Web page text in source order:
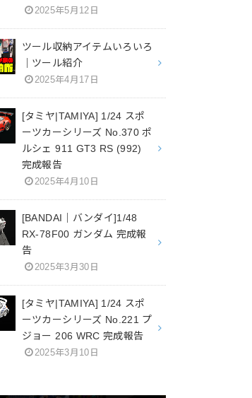
2025年5月12日
ツール収納アイテムいろいろ
｜ツール紹介
2025年4月17日
[タミヤ|TAMIYA] 1/24 スポ
ーツカーシリーズ No.370 ポ
ルシェ 911 GT3 RS (992)
完成報告
2025年4月10日
[BANDAI｜バンダイ]1/48
RX-78F00 ガンダム 完成報
告
2025年3月30日
[タミヤ|TAMIYA] 1/24 スポ
ーツカーシリーズ No.221 プ
ジョー 206 WRC 完成報告
2025年3月10日